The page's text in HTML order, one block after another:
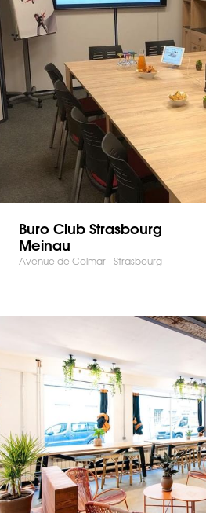
Buro Club Strasbourg
Meinau
Avenue de Colmar - Strasbourg